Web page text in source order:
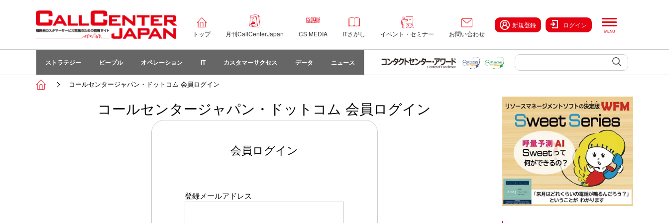
トップ 月刊CallCenterJapan CS MEDIA ITさがし イベント・セミナー お問い合わせ
新規登録 ログイン
ストラテジー ピープル オペレーション IT カスタマーサクセス データ ニュース
コールセンタージャパン・ドットコム 会員ログイン
コールセンタージャパン・ドットコム 会員ログイン
会員ログイン
登録メールアドレス